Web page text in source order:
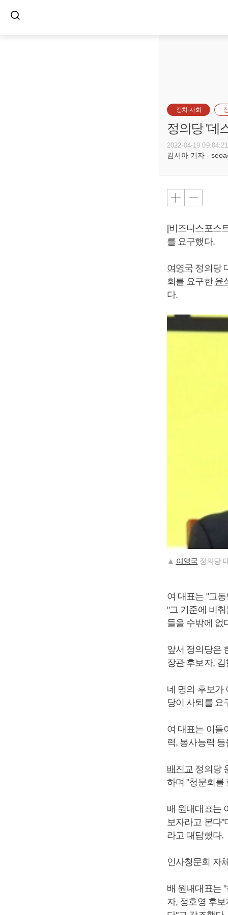
정치·사회
정의당 '데
2022-04-19 09:04:21
김서아 기자 -
[비즈니스포스
를 요구했다.
여영국 정의당
회를 요구한 윤
다.
▲ 여영국 정의당
여 대표는 "그
"그 기준에 비
들을 수밖에 없
앞서 정의당은
장관 후보자,
네 명의 후보가
당이 사퇴를 요
여 대표는 이들
력, 봉사능력
배진교 정의당
하며 "청문회를
배 원내대표는
보자라고 본다
라고 대답했다.
인사청문회 자
배 원내대표는
자, 정호영 후